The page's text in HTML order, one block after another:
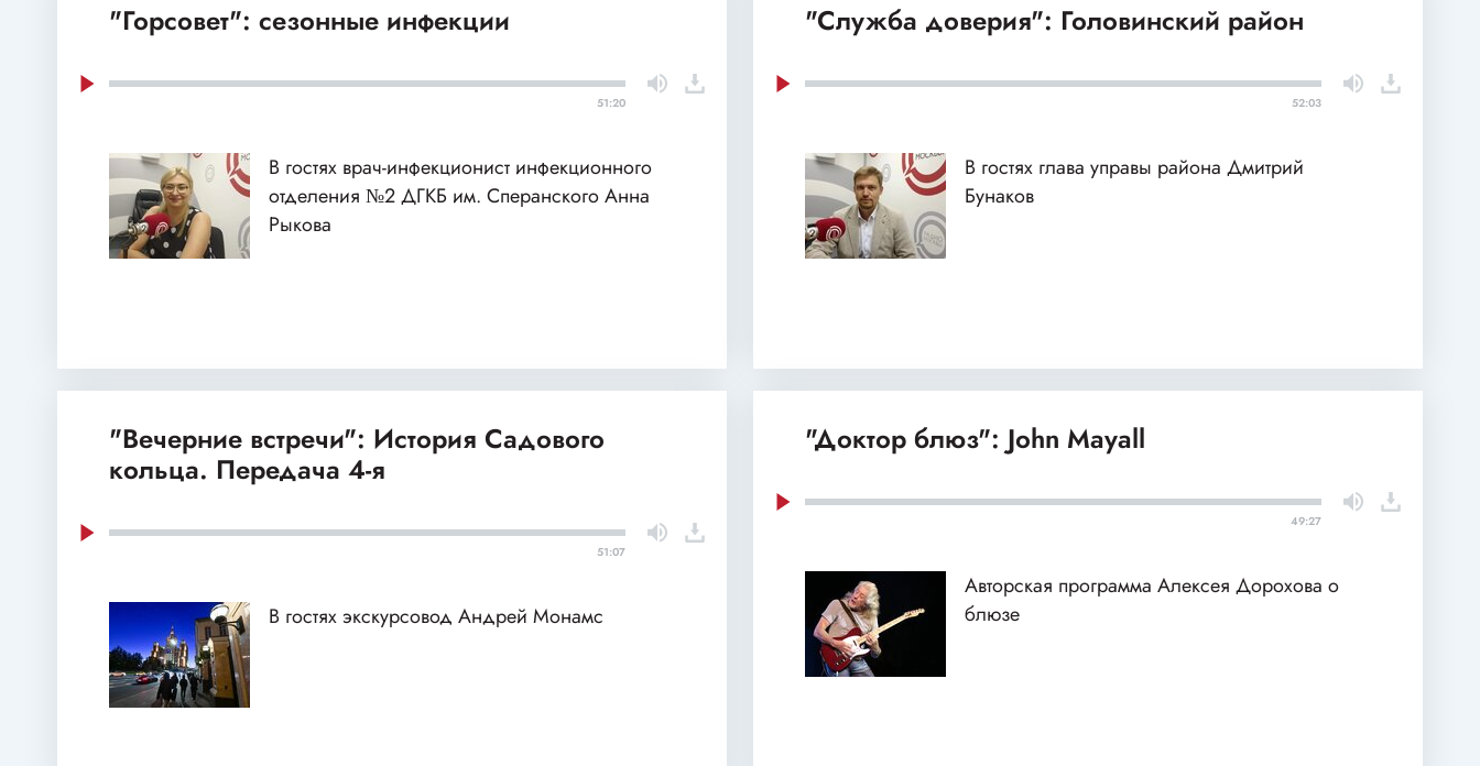
"Горсовет": сезонные инфекции
51:20
В гостях врач-инфекционист инфекционного
отделения №2 ДГКБ им. Сперанского Анна
Рыкова
"Служба доверия": Головинский район
52:03
В гостях глава управы района Дмитрий
Бунаков
"Вечерние встречи": История Садового
кольца. Передача 4-я
51:07
В гостях экскурсовод Андрей Монамс
"Доктор блюз": John Mayall
49:27
Авторская программа Алексея Дорохова о
блюзе